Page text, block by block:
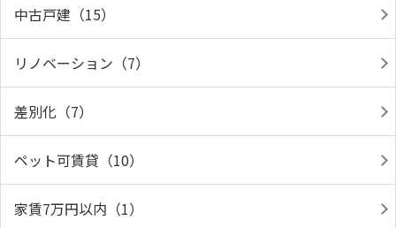
中古戸建（15）
リノベーション（7）
差別化（7）
ペット可賃貸（10）
家賃7万円以内（1）